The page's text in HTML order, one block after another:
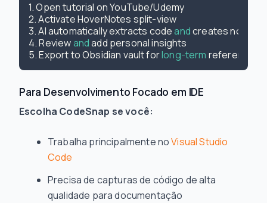
1. Open tutorial on YouTube/Udemy
2. Activate HoverNotes split-view
3. AI automatically extracts code and creates notes
4. Review and add personal insights
5. Export to Obsidian vault for long-term
Para Desenvolvimento Focado em IDE
Escolha CodeSnap se você:
Trabalha principalmente noVisual Studio
Code
Precisa de capturas de código de alta
qualidade para documentação